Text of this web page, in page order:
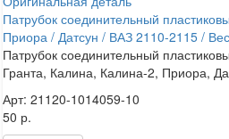
Патрубок соединительный
Приора / Датсун / ВАЗ 2110-2115 /
Патрубок соединительный
Гранта, Калина, Калина-2, Приора,
Арт: 21120-1014059-10
50 р.